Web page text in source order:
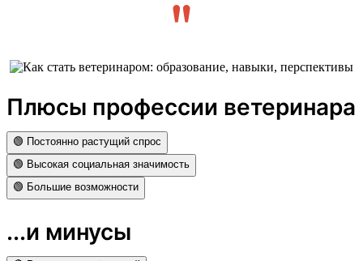
Плюсы профессии ветеринара
🟢 Постоянно растущий спрос
🟢 Высокая социальная значимость
🟢 Большие возможности
...и минусы